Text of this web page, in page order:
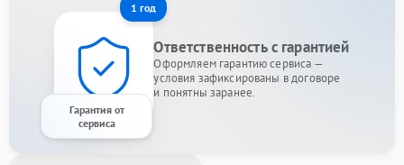
1 год
Гарантия от
сервиса
Ответственность с гарантией
Оформляем гарантию сервиса —
условия зафиксированы в договоре
и понятны заранее.